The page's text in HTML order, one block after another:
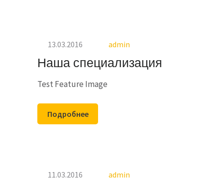
13.03.2016 admin
Наша специализация
Test Feature Image
Подробнее
11.03.2016 admin